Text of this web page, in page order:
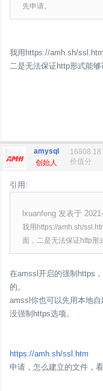
先申请。
我用https://amh.sh/
二是无法保证http形式能
amysql
创始人
16808.18
价值分
引用:
lxuanfeng 发表于
我用https://amh.sh/
面，二是无法保证http形
在amssl开启的强制https
的。
amssl你也可以先用本地
没强制https选项。
https://amh.sh/ssl.htm
申请，怎么建立的文件，